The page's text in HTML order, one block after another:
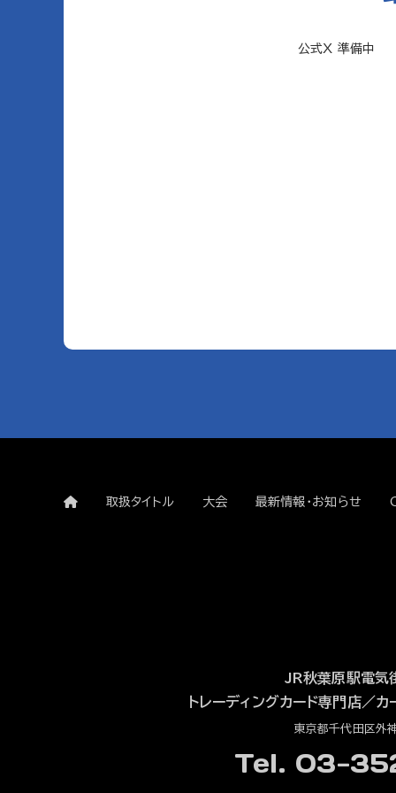
公式X 準備中
取扱タイトル 大会 最新情報・お知らせ
JR秋葉原駅電気
トレーディングカード専門店／カ
東京都千代田区
Tel. 03-